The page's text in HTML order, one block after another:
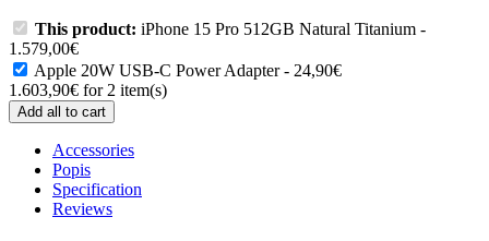
This product: iPhone 15 Pro 512GB Natural Titanium -
1.579,00€
Apple 20W USB-C Power Adapter- 24,90€
1.603,90€ for 2 item(s)
Add all to cart
Accessories
Popis
Specification
Reviews